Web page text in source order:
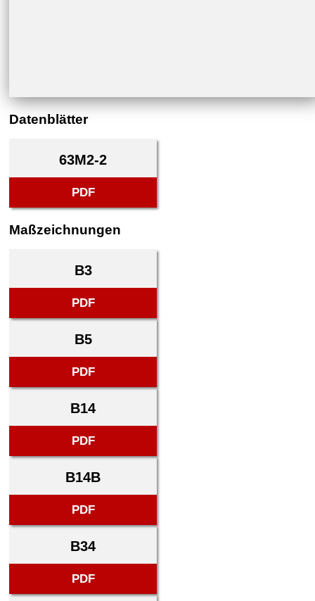
Datenblätter
63M2-2
PDF
Maßzeichnungen
B3
PDF
B5
PDF
B14
PDF
B14B
PDF
B34
PDF